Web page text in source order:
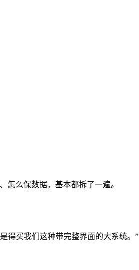
怎么保数据，基本都拆了一遍。
得买我们这种带完整界面的大系统。”